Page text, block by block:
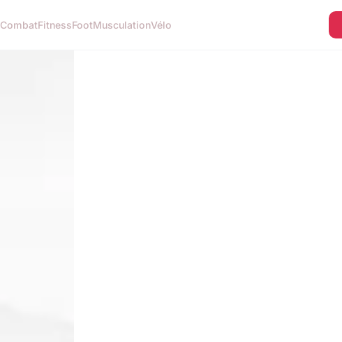
CombatFitnessFootMusculationVélo